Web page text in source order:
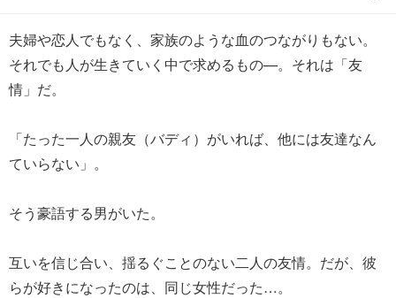
夫婦や恋人でもなく、家族のような血のつながりもない。
それでも人が生きていく中で求めるもの—。それは「友
情」だ。
「たった一人の親友（バディ）がいれば、他には友達なん
ていらない」。
そう豪語する男がいた。
互いを信じ合い、揺るぐことのない二人の友情。だが、彼
らが好きになったのは、同じ女性だった…。